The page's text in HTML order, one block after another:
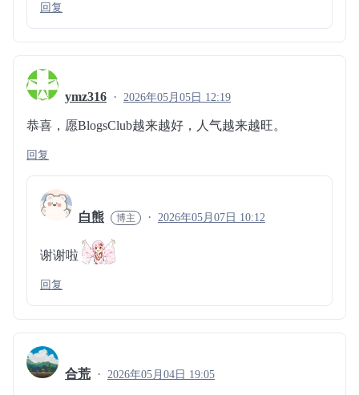
回复
ymz316 2026年05月05日 12:19
恭喜，愿BlogsClub越来越好，人气越来越旺。
回复
白熊 2026年05月07日 10:12
谢谢啦
回复
合荒 2026年05月04日 19:05